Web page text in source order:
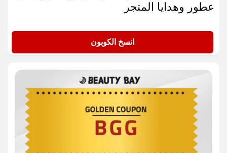
عطور وهدايا المتجر
انسخ الكوبون